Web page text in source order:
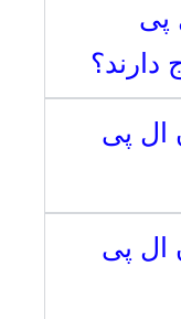
پی
دارند؟
ال پی
ال پی